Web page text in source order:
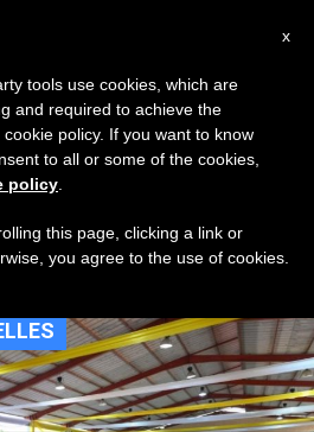
Tagged
‘المعايير’
x
tools use cookies, which are
and required to achieve the
policy. If you want to know
to all or some of the cookies,
policy
this page, clicking a link or
you agree to the use of cookies.